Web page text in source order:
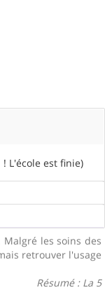
! L'école est finie)
les soins des
retrouver l'usage
Résumé : La 5